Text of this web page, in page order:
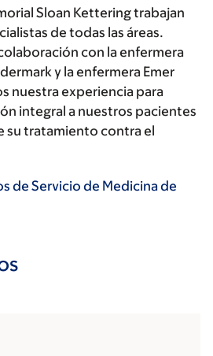
Sloan Kettering trabajan
de todas las áreas.
con la enfermera
y la enfermera Emer
nuestra experiencia para
integral a nuestros pacientes
su tratamiento contra el
de Servicio de Medicina de